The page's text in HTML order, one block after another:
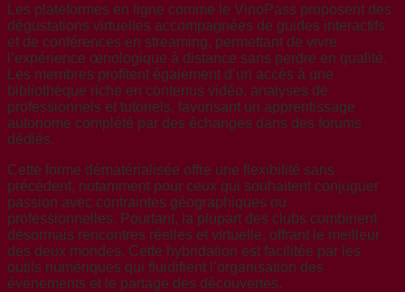
Les plateformes en ligne comme le VinoPass proposent des
dégustations virtuelles accompagnées de guides interactifs
et de conférences en streaming, permettant de vivre
l’expérience œnologique à distance sans perdre en qualité.
Les membres profitent également d’un accès à une
bibliothèque riche en contenus vidéo, analyses de
professionnels et tutoriels, favorisant un apprentissage
autonome complété par des échanges dans des forums
dédiés.
Cette forme dématérialisée offre une flexibilité sans
précédent, notamment pour ceux qui souhaitent conjuguer
passion avec contraintes géographiques ou
professionnelles. Pourtant, la plupart des clubs combinent
désormais rencontres réelles et virtuelle, offrant le meilleur
des deux mondes. Cette hybridation est facilitée par les
outils numériques qui fluidifient l’organisation des
événements et le partage des découvertes.